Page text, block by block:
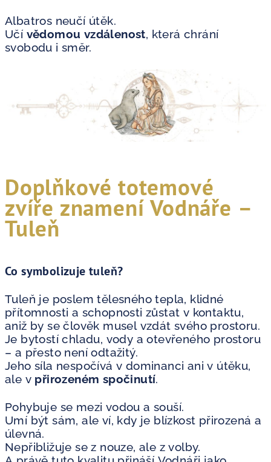
Albatros neučí útěk.
Učí vědomou vzdálenost, která chrání
svobodu i směr.
Doplňkové totemové
zvíře znamení Vodnáře –
Tuleň
Co symbolizuje tuleň?
Tuleň je poslem tělesného tepla, klidné
přítomnosti a schopnosti zůstat v kontaktu,
aniž by se člověk musel vzdát svého prostoru.
Je bytostí chladu, vody a otevřeného prostoru
– a přesto není odtažitý.
Jeho síla nespočívá v dominanci ani v útěku,
ale v přirozeném spočinutí.
Pohybuje se mezi vodou a souší.
Umí být sám, ale ví, kdy je blízkost přirozená a
úlevná.
Nepřibližuje se z nouze, ale z volby.